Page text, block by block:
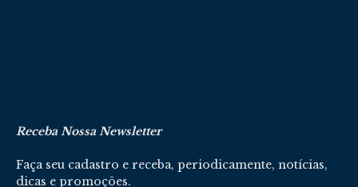
Receba Nossa Newsletter
Faça seu cadastro e receba, periodicamente, notícias,
dicas e promoções.